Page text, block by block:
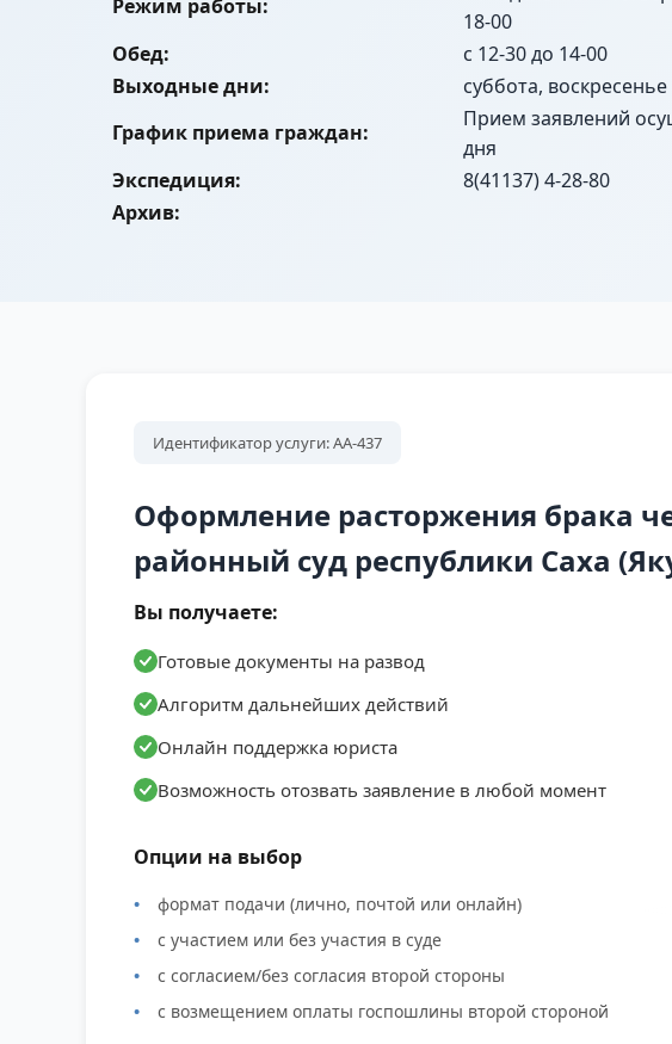
Режим работы:
18-00
Обед:
с 12-30 до 14-00
Выходные дни:
суббота,
График приема граждан:
Прием заявлений
дня
Экспедиция:
8(41137) 4-28-80
Архив:
Идентификатор услуги: АА-437
Оформление расторжения брака
районный суд республики Саха
Вы получаете:
Готовые документы на развод
Алгоритм дальнейших действий
Онлайн поддержка юриста
Возможность отозвать заявление в любой момент
Опции на выбор
формат подачи (лично, почтой или онлайн)
с участием или без участия в суде
с согласием/без согласия второй стороны
с возмещением оплаты госпошлины второй стороной